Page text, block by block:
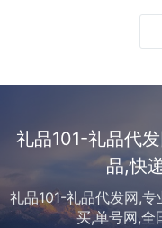
礼品101-礼品代
品,快
礼品101-礼品代发网,
买,单号网,全